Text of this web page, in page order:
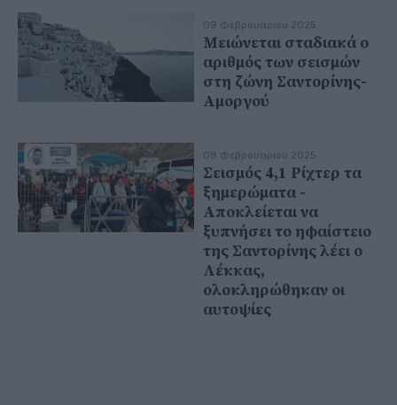
09 Φεβρουαρίου 2025
Μειώνεται σταδιακά ο
αριθμός των σεισμών
στη ζώνη Σαντορίνης-
Αμοργού
09 Φεβρουαρίου 2025
Σεισμός 4,1 Ρίχτερ τα
ξημερώματα -
Αποκλείεται να
ξυπνήσει το ηφαίστειο
της Σαντορίνης λέει ο
Λέκκας,
ολοκληρώθηκαν οι
αυτοψίες